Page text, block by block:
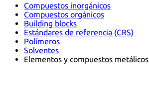
Compuestos inorgánicos
Compuestos orgánicos
Building blocks
Estándares de referencia (CRS)
Polímeros
Solventes
Elementos y compuestos metálicos